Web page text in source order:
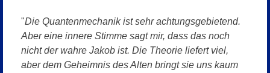
"Die Quantenmechanik ist sehr achtungsgebietend.
Aber eine innere Stimme sagt mir, dass das noch
nicht der wahre Jakob ist. Die Theorie liefert viel,
aber dem Geheimnis des Alten bringt sie uns kaum